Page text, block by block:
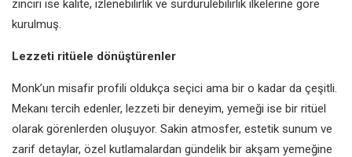
zinciri ise kalite, izlenebilirlik ve sürdürülebilirlik ilkelerine göre
kurulmuş.
Lezzeti ritüele dönüştürenler
Monk’un misafir profili oldukça seçici ama bir o kadar da çeşitli.
Mekanı tercih edenler, lezzeti bir deneyim, yemeği ise bir ritüel
olarak görenlerden oluşuyor. Sakin atmosfer, estetik sunum ve
zarif detaylar, özel kutlamalardan gündelik bir akşam yemeğine